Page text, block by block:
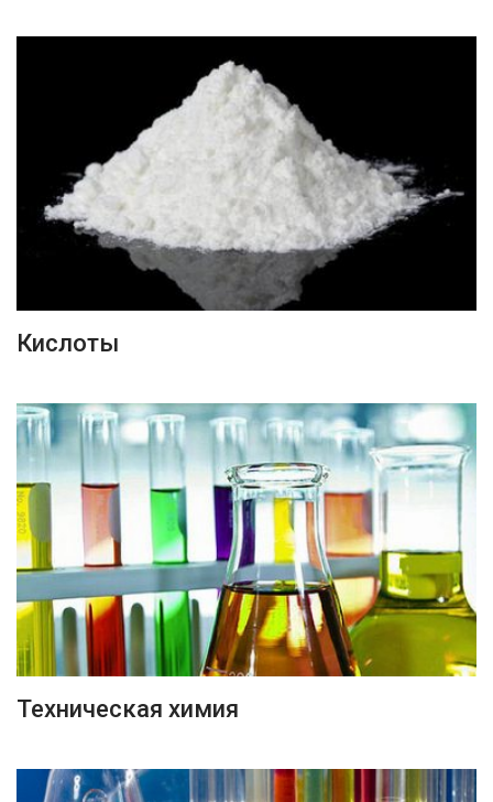
ПОДРОБНЕЕ
Кислоты
ПОДРОБНЕЕ
Техническая химия